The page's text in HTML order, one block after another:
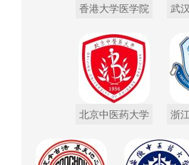
香港大学医学院 武
北京中医药大学 浙